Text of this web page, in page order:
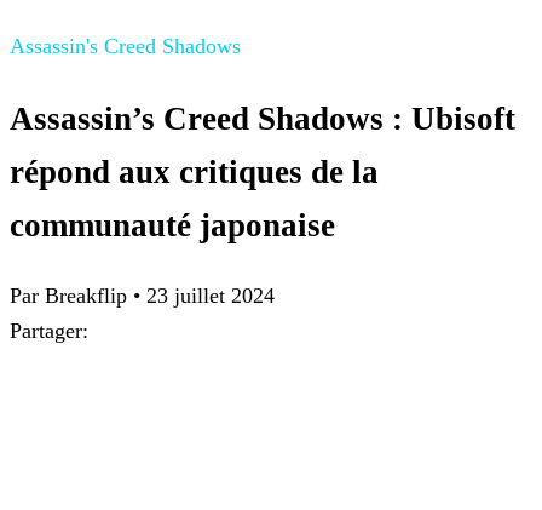
Assassin's Creed Shadows
Assassin’s Creed Shadows : Ubisoft
répond aux critiques de la
communauté japonaise
Par Breakflip • 23 juillet 2024
Partager: